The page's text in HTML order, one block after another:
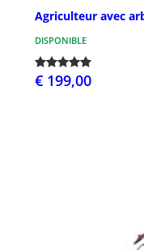
Agriculteur avec
DISPONIBLE
€ 199,00